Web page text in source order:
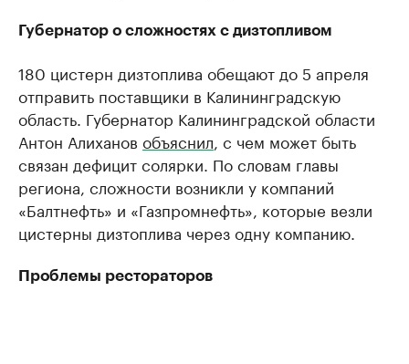
Губернатор о сложностях с дизтопливом
180 цистерн дизтоплива обещают до 5 апреля
отправить поставщики в Калининградскую
область. Губернатор Калининградской области
Антон Алиханов объяснил, с чем может быть
связан дефицит солярки. По словам главы
региона, сложности возникли у компаний
«Балтнефть» и «Газпромнефть», которые везли
цистерны дизтоплива через одну компанию.
Проблемы рестораторов